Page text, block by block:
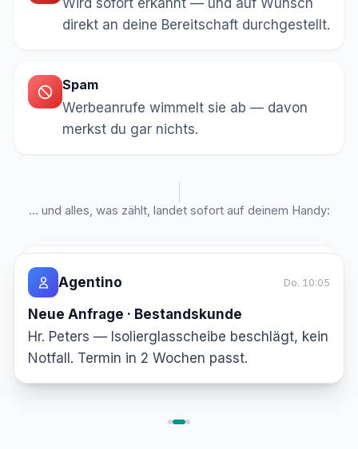
Wird sofort erkannt — und auf Wunsch
direkt an deine Bereitschaft durchgestellt.
Spam
Werbeanrufe wimmelt sie ab — davon
merkst du gar nichts.
… und alles, was zählt, landet sofort auf deinem Handy:
Agentino
Bäckerei Frey — Schaufenster eingeschlagen,
Laden steht offen. Akuter Notfall, an die
Bereitschaft durchgestellt.
Hr.
Agentino Di. 16:25
Neue Anfrage · Neukunde
Fam. Sommer — Balkonverglasung, Angebot
gewünscht.